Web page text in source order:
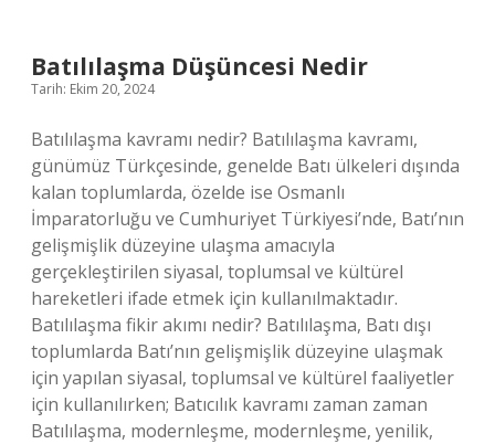
Batılılaşma Düşüncesi Nedir
Tarih: Ekim 20, 2024
Batılılaşma kavramı nedir? Batılılaşma kavramı,
günümüz Türkçesinde, genelde Batı ülkeleri dışında
kalan toplumlarda, özelde ise Osmanlı
İmparatorluğu ve Cumhuriyet Türkiyesi’nde, Batı’nın
gelişmişlik düzeyine ulaşma amacıyla
gerçekleştirilen siyasal, toplumsal ve kültürel
hareketleri ifade etmek için kullanılmaktadır.
Batılılaşma fikir akımı nedir? Batılılaşma, Batı dışı
toplumlarda Batı’nın gelişmişlik düzeyine ulaşmak
için yapılan siyasal, toplumsal ve kültürel faaliyetler
için kullanılırken; Batıcılık kavramı zaman zaman
Batılılaşma, modernleşme, modernleşme, yenilik,